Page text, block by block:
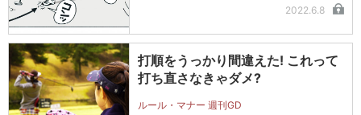
2022.6.8
打順をうっかり間違えた! これって
打ち直さなきゃダメ?
ルール・マナー 週刊GD